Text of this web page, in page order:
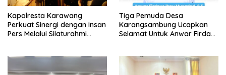
Kapolresta Karawang
Perkuat Sinergi dengan Insan
Pers Melalui Silaturahmi
Tiga Pemuda Desa
Karangsambung Ucapkan
Selamat Untuk Anwar Firdaus